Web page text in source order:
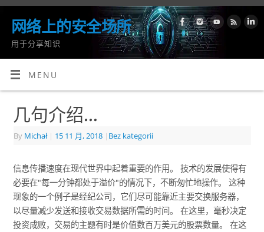
网络上的安全场所
用于分享知识
MENU
几句介绍…
By Michał | 15 11 月, 2018 | Bez kategorii
信息传播速度在现代世界中起着重要的作用。 技术的发展使得有
必要在"每一分钟都处于溢价"的情况下，不断匆忙地操作。 这种
现象的一个例子是经纪公司，它们尽可能靠近主要交换服务器，
以尽量减少发送和接收交易数据所需的时间。 在这里，毫秒决定
投资成败，交易的主题有时是价值数百万美元的股票数量。 在这